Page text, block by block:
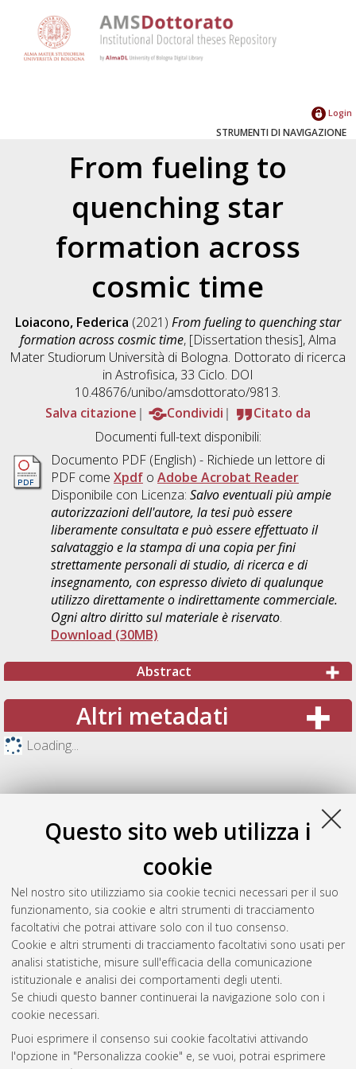
Questo sito web utilizza i
cookie
Nel nostro sito utilizziamo sia cookie tecnici necessari per il suo
funzionamento, sia cookie e altri strumenti di tracciamento
facoltativi che potrai attivare solo con il tuo consenso.
Cookie e altri strumenti di tracciamento facoltativi sono usati per
analisi statistiche, misure sull'efficacia della comunicazione
istituzionale e analisi dei comportamenti degli utenti.
Se chiudi questo banner continuerai la navigazione solo con i
cookie necessari.
Puoi esprimere il consenso sui cookie facoltativi attivando
l'opzione in "Personalizza cookie" e, se vuoi, potrai esprimere
Login
STRUMENTI DI NAVIGAZIONE
From fueling to
quenching star
formation across
cosmic time
Loiacono, Federica (2021) From fueling to quenching star
formation across cosmic time, [Dissertation thesis], Alma
Mater Studiorum Università di Bologna. Dottorato di ricerca
in Astrofisica, 33 Ciclo. DOI
10.48676/unibo/amsdottorato/9813.
Salva citazione
Condividi
Citato da
Documenti full-text disponibili:
Documento PDF(English) - Richiede un lettore di
PDF come Xpdfo Adobe Acrobat Reader
Disponibile con Licenza: Salvo eventuali più ampie
autorizzazioni dell'autore, la tesi può essere
liberamente consultata e può essere effettuato il
salvataggio e la stampa di una copia per fini
strettamente personali di studio, di ricerca e di
insegnamento, con espresso divieto di qualunque
utilizzo direttamente o indirettamente commerciale.
Ogni altro diritto sul materiale è riservato.
Download (30MB)
Abstract
Altri metadati
Loading...
Gestione del documento:
Atom
Rss 1.0